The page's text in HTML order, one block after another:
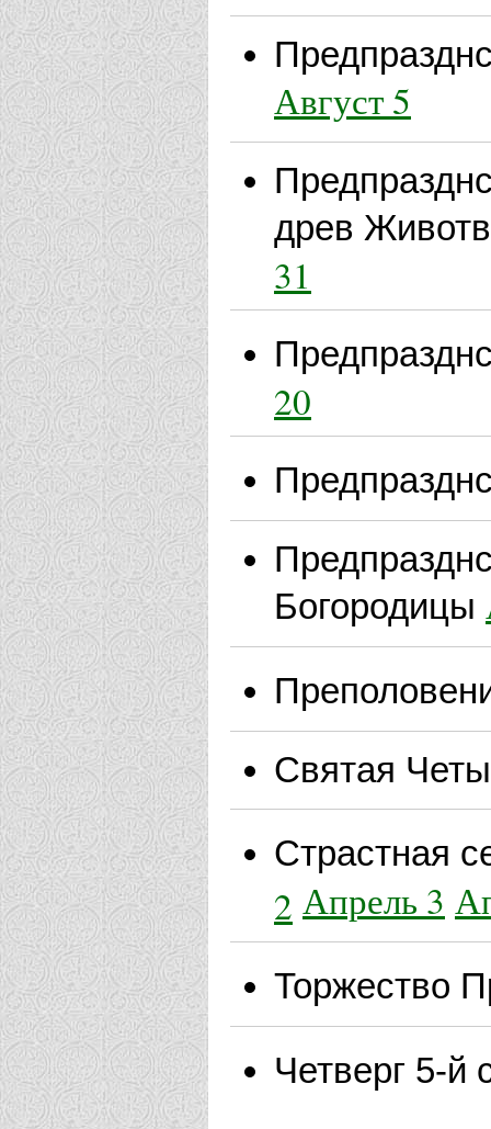
Август 5
древ
31
20
Богородицы
Святая
Страстная
2 Апрель 3
Торжество
Четверг 5-й